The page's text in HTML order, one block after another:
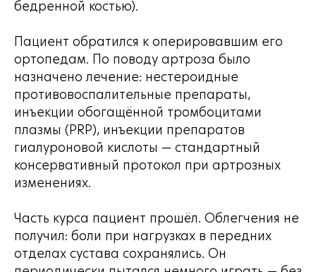
бедренной костью).
Пациент обратился к оперировавшим его
ортопедам. По поводу артроза было
назначено лечение: нестероидные
противовоспалительные препараты,
инъекции обогащённой тромбоцитами
плазмы (PRP), инъекции препаратов
гиалуроновой кислоты — стандартный
консервативный протокол при артрозных
изменениях.
Часть курса пациент прошёл. Облегчения не
получил: боли при нагрузках в передних
отделах сустава сохранялись. Он